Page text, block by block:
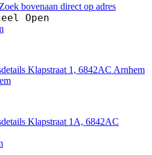
bovenaan direct op adres
Open
Klapstraat 1, 6842AC Arnhem
Klapstraat 1A, 6842AC